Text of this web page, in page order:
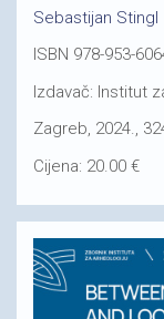
Sebastijan Stingl
ISBN 978-953-
Izdavač: Institut
Zagreb, 2024.,
Cijena: 20.00 €